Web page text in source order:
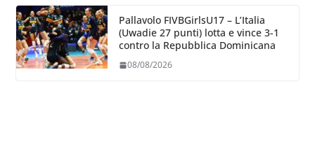
Pallavolo FIVBGirlsU17 – L’Italia
(Uwadie 27 punti) lotta e vince 3-1
contro la Repubblica Dominicana
08/08/2026